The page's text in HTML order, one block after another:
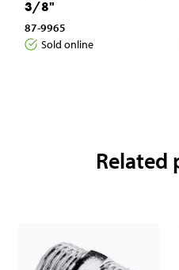
3/8"
87-9965
Sold online
Related